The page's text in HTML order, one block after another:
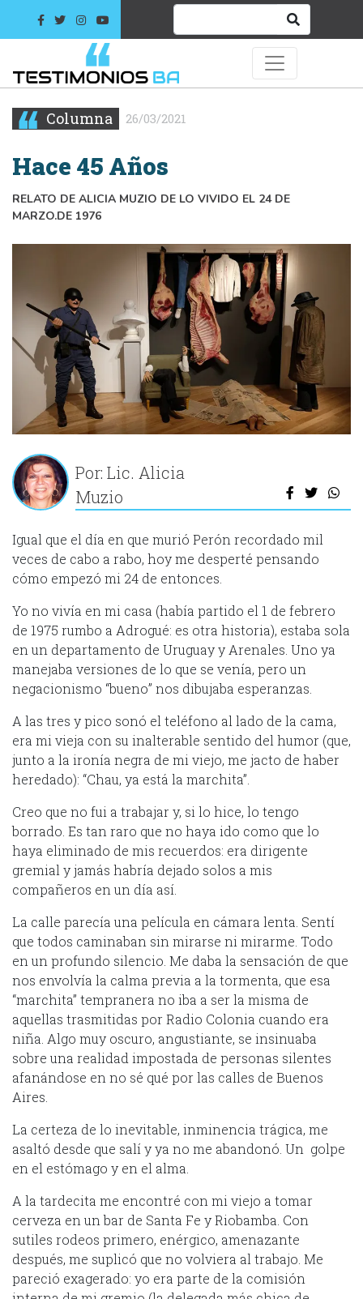
Columna 26/03/2021
Hace 45 Años
RELATO DE ALICIA MUZIO DE LO VIVIDO EL 24 DE
MARZO.DE 1976
Por: Lic. Alicia
Muzio
Igual que el día en que murió Perón recordado mil
veces de cabo a rabo, hoy me desperté pensando
cómo empezó mi 24 de entonces.
Yo no vivía en mi casa (había partido el 1 de febrero
de 1975 rumbo a Adrogué: es otra historia), estaba sola
en un departamento de Uruguay y Arenales. Uno ya
manejaba versiones de lo que se venía, pero un
negacionismo “bueno” nos dibujaba esperanzas.
A las tres y pico sonó el teléfono al lado de la cama,
era mi vieja con su inalterable sentido del humor (que,
junto a la ironía negra de mi viejo, me jacto de haber
heredado): “Chau, ya está la marchita”.
Creo que no fui a trabajar y, si lo hice, lo tengo
borrado. Es tan raro que no haya ido como que lo
haya eliminado de mis recuerdos: era dirigente
gremial y jamás habría dejado solos a mis
compañeros en un día así.
La calle parecía una película en cámara lenta. Sentí
que todos caminaban sin mirarse ni mirarme. Todo
en un profundo silencio. Me daba la sensación de que
nos envolvía la calma previa a la tormenta, que esa
“marchita” tempranera no iba a ser la misma de
aquellas trasmitidas por Radio Colonia cuando era
niña. Algo muy oscuro, angustiante, se insinuaba
sobre una realidad impostada de personas silentes
afanándose en no sé qué por las calles de Buenos
Aires.
La certeza de lo inevitable, inminencia trágica, me
asaltó desde que salí y ya no me abandonó. Un golpe
en el estómago y en el alma.
A la tardecita me encontré con mi viejo a tomar
cerveza en un bar de Santa Fe y Riobamba. Con
sutiles rodeos primero, enérgico, amenazante
después, me suplicó que no volviera al trabajo. Me
pareció exagerado: yo era parte de la comisión